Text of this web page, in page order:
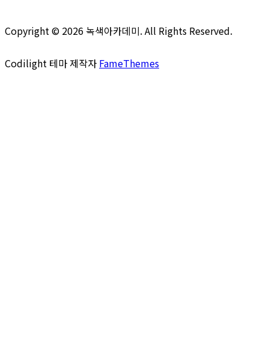
Copyright © 2026 녹색아카데미. All Rights Reserved.
Codilight 테마 제작자 FameThemes